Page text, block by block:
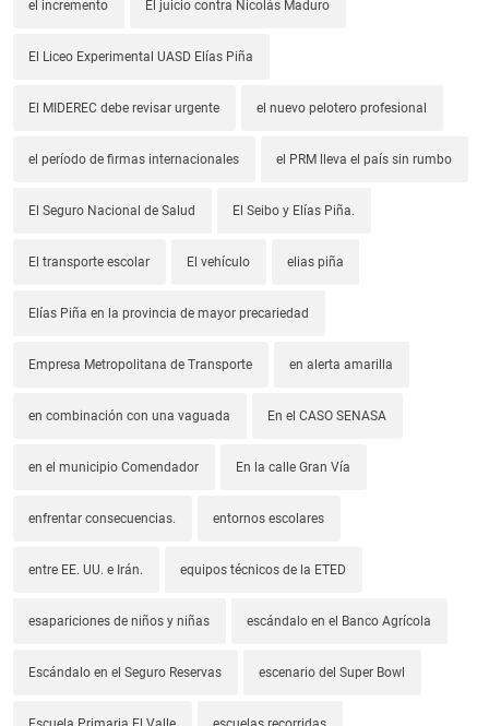
el incremento El juicio contra Nicolás Maduro
El Liceo Experimental UASD Elías Piña
El MIDEREC debe revisar urgente el nuevo pelotero profesional
el período de firmas internacionales el PRM lleva el país sin rumbo
El Seguro Nacional de Salud El Seibo y Elías Piña.
El transporte escolar El vehículo elias piña
Elías Piña en la provincia de mayor precariedad
Empresa Metropolitana de Transporte en alerta amarilla
en combinación con una vaguada En el CASO SENASA
en el municipio Comendador En la calle Gran Vía
enfrentar consecuencias. entornos escolares
entre EE. UU. e Irán. equipos técnicos de la ETED
esapariciones de niños y niñas escándalo en el Banco Agrícola
Escándalo en el Seguro Reservas escenario del Super Bowl